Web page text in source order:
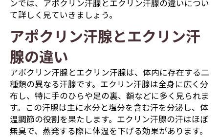
ンでは、アポクリン汗腺とエクリン汗腺の違いについ
て詳しく見ていきましょう。
アポクリン汗腺とエクリン汗
腺の違い
アポクリン汗腺とエクリン汗腺は、体内に存在する二
種類の異なる汗腺です。エクリン汗腺は全身に広く分
布し、特に手のひらや足の裏、額などに多く見られま
す。この汗腺は主に水分と塩分を含む汗を分泌し、体
温調節の役割を果たします。エクリン汗腺の汗はほぼ
無臭で、蒸発する際に体温を下げる効果があります。